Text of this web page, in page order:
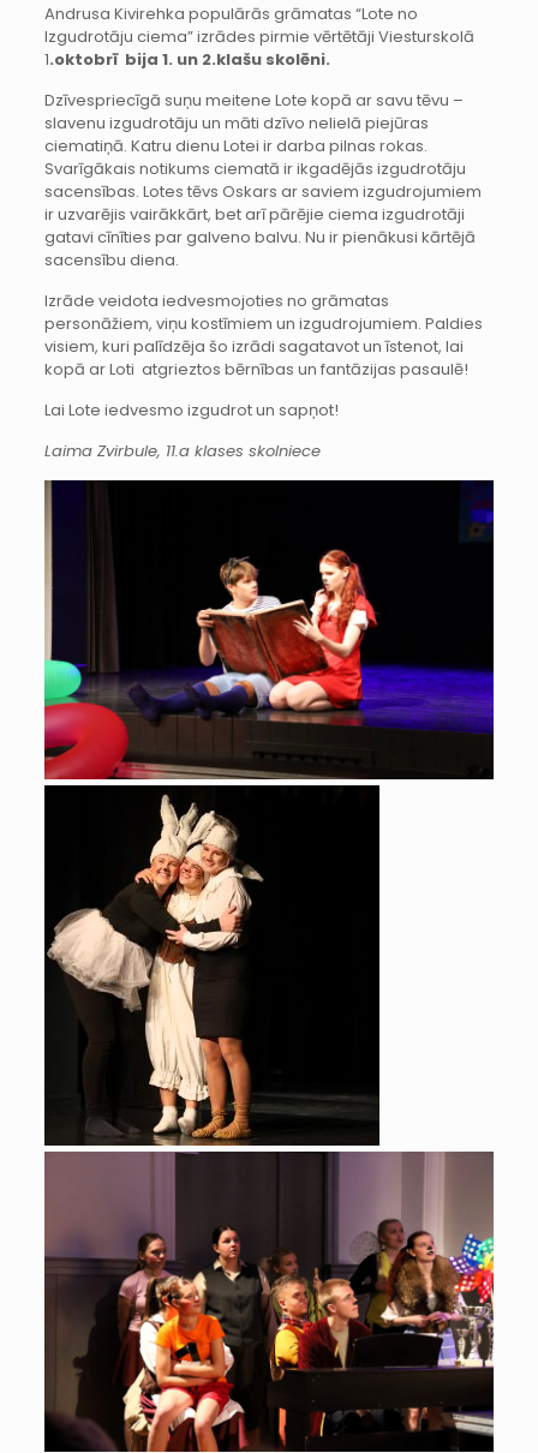
Andrusa Kivirehka populārās grāmatas “Lote no
Izgudrotāju ciema” izrādes pirmie vērtētāji Viesturskolā
1.oktobrī bija 1. un 2.klašu skolēni.
Dzīvespriecīgā suņu meitene Lote kopā ar savu tēvu –
slavenu izgudrotāju un māti dzīvo nelielā piejūras
ciematiņā. Katru dienu Lotei ir darba pilnas rokas.
Svarīgākais notikums ciematā ir ikgadējās izgudrotāju
sacensības. Lotes tēvs Oskars ar saviem izgudrojumiem
ir uzvarējis vairākkārt, bet arī pārējie ciema izgudrotāji
gatavi cīnīties par galveno balvu. Nu ir pienākusi kārtējā
sacensību diena.
Izrāde veidota iedvesmojoties no grāmatas
personāžiem, viņu kostīmiem un izgudrojumiem. Paldies
visiem, kuri palīdzēja šo izrādi sagatavot un īstenot, lai
kopā ar Loti atgrieztos bērnības un fantāzijas pasaulē!
Lai Lote iedvesmo izgudrot un sapņot!
Laima Zvirbule, 11.a klases skolniece